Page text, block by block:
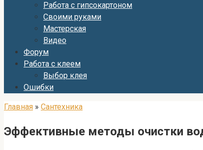
Работа с гипсокартоном
Своими руками
Мастерская
Видео
Форум
Работа с клеем
Выбор клея
Ошибки
Главная » Сантехника
Эффективные методы очистки